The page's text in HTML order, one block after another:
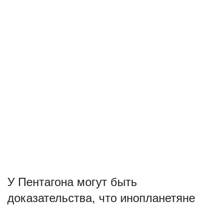
У Пентагона могут быть
доказательства, что инопланетяне